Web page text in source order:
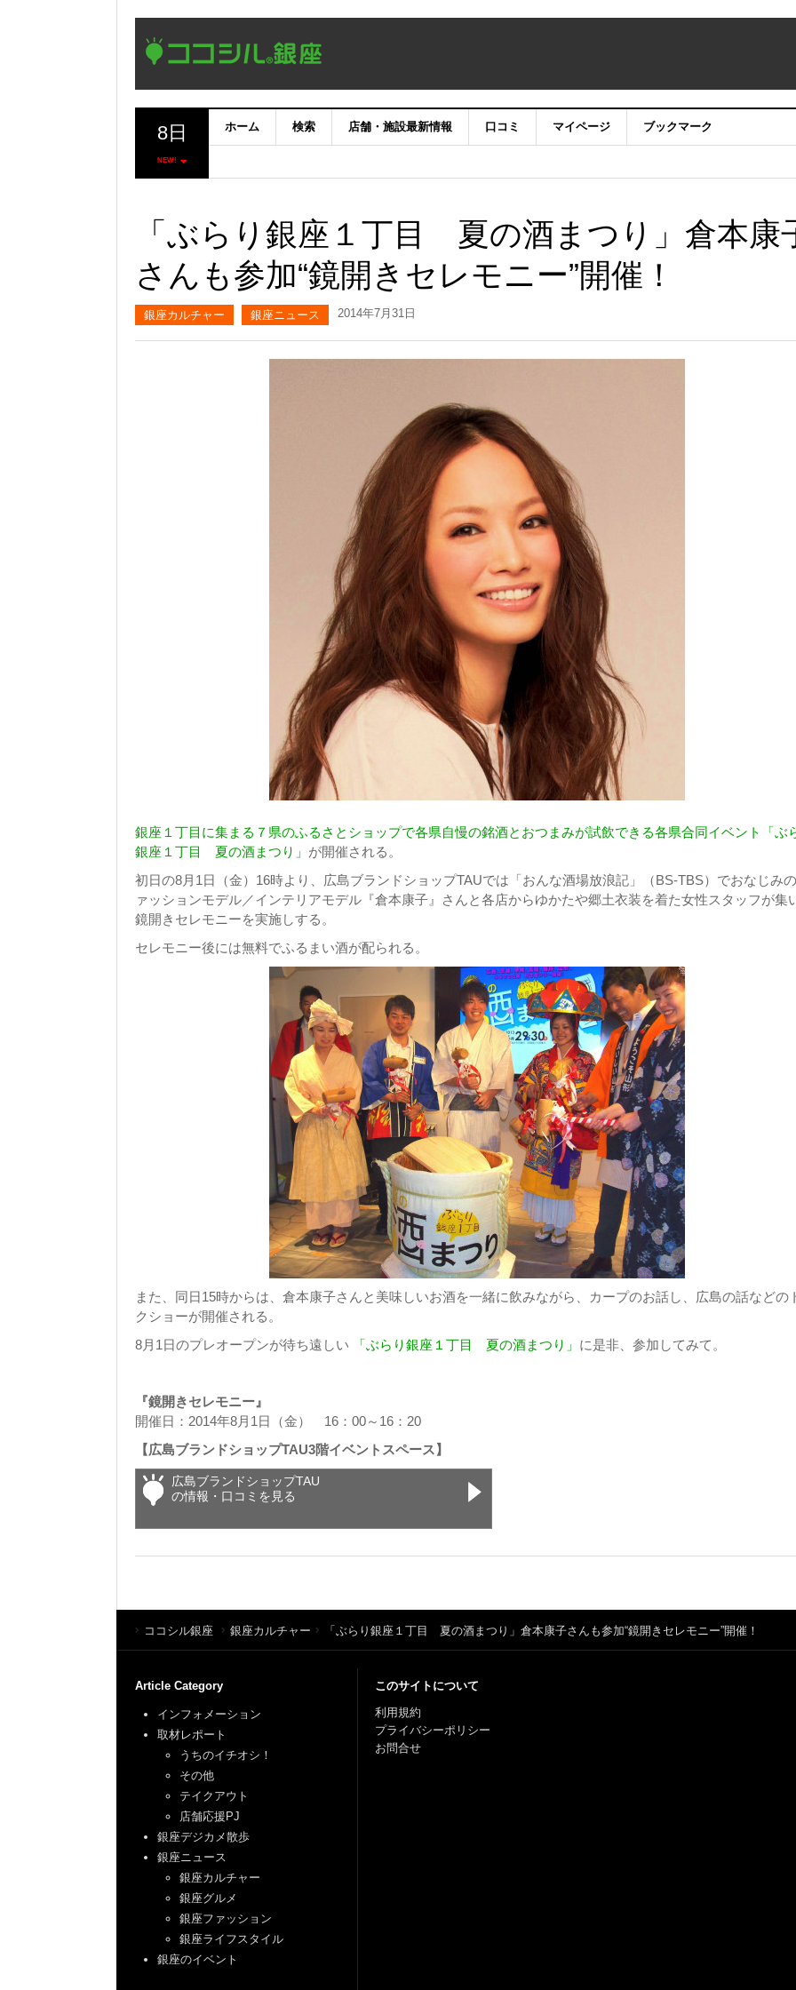
8日
NEW!
ホーム 検索 店舗・施設最新情報 口コミ マイページ ブックマーク
「ぶらり銀座１丁目 夏の酒まつり」倉本康
さんも参加“鏡開きセレモニー”開催！
銀座カルチャー 銀座ニュース 2014年7月31日
銀座１丁目に集まる７県のふるさとショップで各県自慢の銘酒とおつまみが試飲できる各県合同イベント「ぶ
銀座１丁目 夏の酒まつり」 が開催される。
初日の8月1日（金）16時より、広島ブランドショップTAUでは「おんな酒場放浪記」（BS-TBS）でおなじみ
ァッションモデル／インテリアモデル『倉本康子』さんと各店からゆかたや郷土衣装を着た女性スタッフが集
鏡開きセレモニーを実施しする。
セレモニー後には無料でふるまい酒が配られる。
また、同日15時からは、倉本康子さんと美味しいお酒を一緒に飲みながら、カープのお話し、広島の話などの
クショーが開催される。
8月1日のプレオープンが待ち遠しい
「ぶらり銀座１丁目 夏の酒まつり」 に是非、参加してみて。
『鏡開きセレモニー』
開催日：2014年8月1日（金） 16：00～16：20
【広島ブランドショップTAU3階イベントスペース】
広島ブランドショップTAU
の情報・口コミを見る
ココシル銀座 銀座カルチャー 「ぶらり銀座１丁目 夏の酒まつり」倉本康子さんも参加“鏡開きセレモニー”開催！
Article Category
インフォメーション
取材レポート
うちのイチオシ！
その他
テイクアウト
店舗応援PJ
銀座デジカメ散歩
銀座ニュース
銀座カルチャー
銀座グルメ
銀座ファッション
銀座ライフスタイル
銀座のイベント
このサイトについて
利用規約
プライバシーポリシー
お問合せ